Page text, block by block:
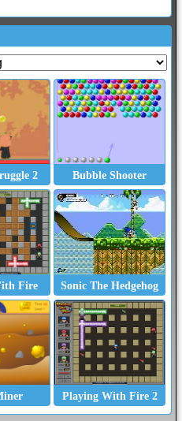
2 Bubble Shooter
Fire Sonic The Hedgehog
Playing With Fire 2